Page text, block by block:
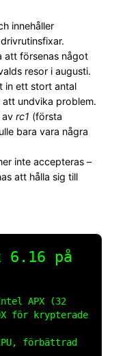
innehåller
att försenas något
resor i augusti.
in ett stort antal
undvika problem.
av rc1 (första
bara vara några
inte accepteras –
att hålla sig till
6.16 på
APX (32
för krypterade
, förbättrad